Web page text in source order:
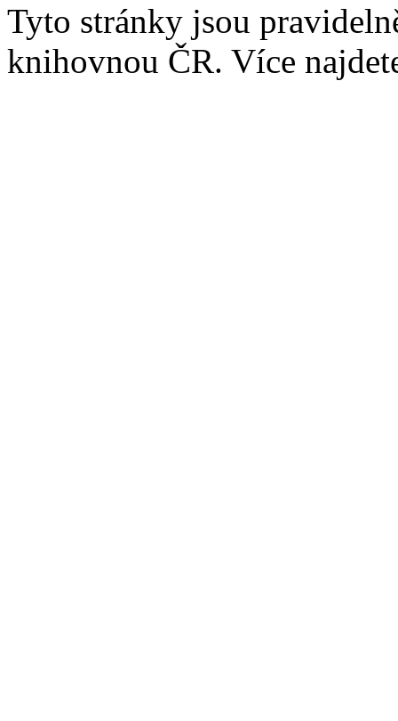
Tyto stránky jsou
knihovnou ČR. Více